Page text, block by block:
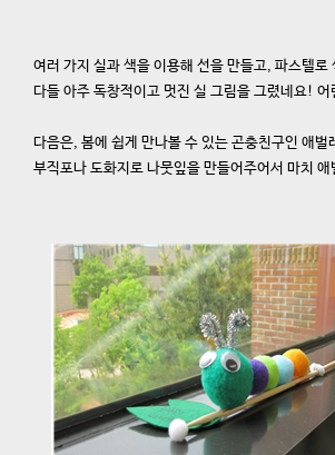
여러 가지 실과 색을 이용해 선을 만들고, 파스텔
다들 아주 독창적이고 멋진 실 그림을 그렸네요!
다음은, 봄에 쉽게 만나볼 수 있는 곤충친구인 애
부직포나 도화지로 나뭇잎을 만들어주어서 마치